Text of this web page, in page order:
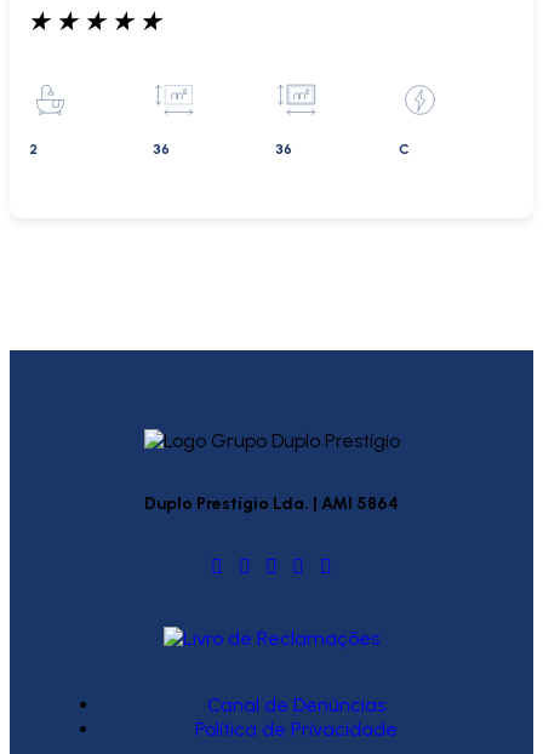
★ ★ ★ ★ ★
2 36 36 C
Duplo Prestígio Lda. | AMI 5864
Canal de Denúncias
Política de Privacidade